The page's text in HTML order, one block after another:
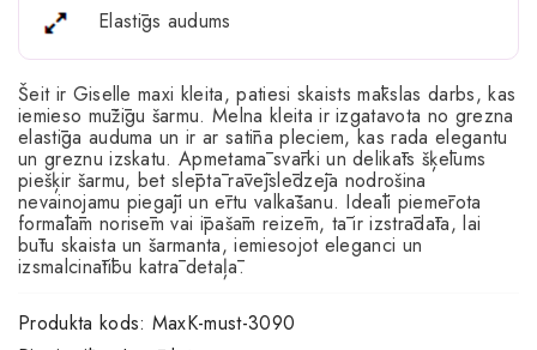
Elastīgs audums
Šeit ir Giselle maxi kleita, patiesi skaists mākslas darbs, kas
iemieso mūžīgu šarmu. Melna kleita ir izgatavota no grezna
elastīga auduma un ir ar satīna pleciem, kas rada elegantu
un greznu izskatu. Apmetamā svārki un delikāts šķēlums
piešķir šarmu, bet slēptā rāvējslēdzēja nodrošina
nevainojamu piegāji un ērtu valkāšanu. Ideāli piemērota
formālām norisēm vai īpašām reizēm, tā ir izstrādāta, lai
būtu skaista un šarmanta, iemiesojot eleganci un
izsmalcinātību katrā detaļā.
Produkta kods: MaxK-must-3090